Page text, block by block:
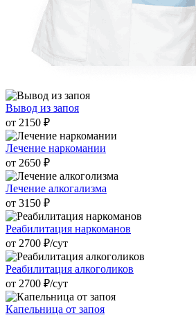
Вывод из запоя
от 2150 ₽
Лечение наркомании
от 2650 ₽
Лечение алкогализма
от 3150 ₽
Реабилитация наркоманов
от 2700 ₽/cут
Реабилитация алкоголиков
от 2700 ₽/cут
Капельница от запоя